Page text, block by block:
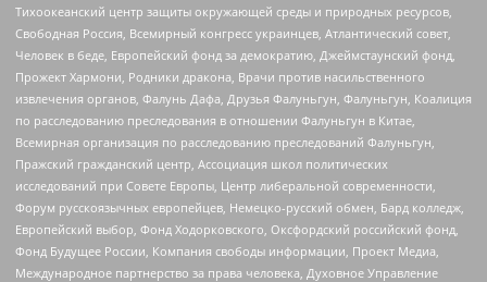
Тихоокеанский центр защиты окружающей среды и природных ресурсов,
Свободная Россия, Всемирный конгресс украинцев, Атлантический совет,
Человек в беде, Европейский фонд за демократию, Джеймстаунский фонд,
Прожект Хармони, Родники дракона, Врачи против насильственного
извлечения органов, Фалунь Дафа, Друзья Фалуньгун, Фалуньгун, Коалиция
по расследованию преследования в отношении Фалуньгун в Китае,
Всемирная организация по расследованию преследований Фалуньгун,
Пражский гражданский центр, Ассоциация школ политических
исследований при Совете Европы, Центр либеральной современности,
Форум русскоязычных европейцев, Немецко-русский обмен, Бард колледж,
Европейский выбор, Фонд Ходорковского, Оксфордский российский фонд,
Фонд Будущее России, Компания свободы информации, Проект Медиа,
Международное партнерство за права человека, Духовное Управление